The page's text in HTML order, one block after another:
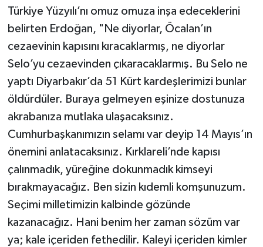
Türkiye Yüzyılı’nı omuz omuza inşa edeceklerini
belirten Erdoğan, "Ne diyorlar, Öcalan’ın
cezaevinin kapısını kıracaklarmış, ne diyorlar
Selo’yu cezaevinden çıkaracaklarmış. Bu Selo ne
yaptı Diyarbakır’da 51 Kürt kardeşlerimizi bunlar
öldürdüler. Buraya gelmeyen eşinize dostunuza
akrabanıza mutlaka ulaşacaksınız.
Cumhurbaşkanımızın selamı var deyip 14 Mayıs’ın
önemini anlatacaksınız. Kırklareli’nde kapısı
çalınmadık, yüreğine dokunmadık kimseyi
bırakmayacağız. Ben sizin kıdemli komşunuzum.
Seçimi milletimizin kalbinde gözünde
kazanacağız. Hani benim her zaman sözüm var
ya; kale içeriden fethedilir. Kaleyi içeriden kimler